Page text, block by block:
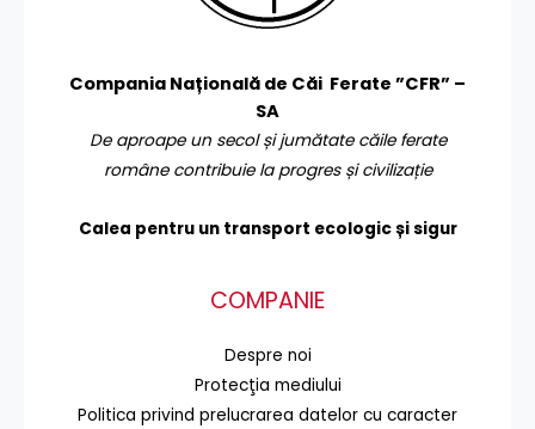
Compania Națională de Căi Ferate ”CFR” –
SA
De aproape un secol și jumătate căile ferate
române contribuie la progres și civilizație
Calea pentru un transport ecologic și sigur
COMPANIE
Despre noi
Protecţia mediului
Politica privind prelucrarea datelor cu caracter